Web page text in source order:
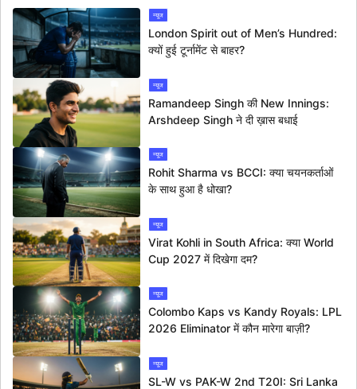
न्यूज
London Spirit out of Men’s Hundred:
क्यों हुई टूर्नामेंट से बाहर?
न्यूज
Ramandeep Singh की New Innings:
Arshdeep Singh ने दी ख़ास बधाई
न्यूज
Rohit Sharma vs BCCI: क्या चयनकर्ताओं
के साथ हुआ है धोखा?
न्यूज
Virat Kohli in South Africa: क्या World
Cup 2027 में दिखेगा दम?
न्यूज
Colombo Kaps vs Kandy Royals: LPL
2026 Eliminator में कौन मारेगा बाज़ी?
न्यूज
SL-W vs PAK-W 2nd T20I: Sri Lanka